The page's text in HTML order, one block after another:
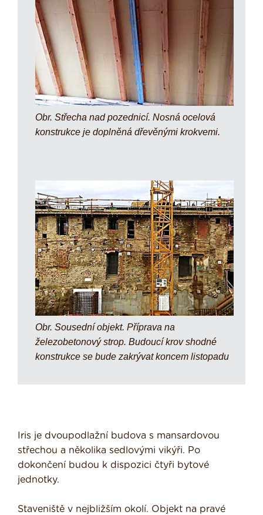
Obr. Střecha nad pozednicí. Nosná ocelová
konstrukce je doplněná dřevěnými krokvemi.
Obr. Sousední objekt. Příprava na
železobetonový strop. Budoucí krov shodné
konstrukce se bude zakrývat koncem listopadu
Iris je dvoupodlažní budova s mansardovou
střechou a několika sedlovými vikýři. Po
dokončení budou k dispozici čtyři bytové
jednotky.
Staveniště v nejbližším okolí. Objekt na pravé